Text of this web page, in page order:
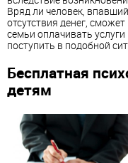
Вряд ли человек,
отсутствия денег,
семьи оплачивать
поступить в подобной
Бесплатная
детям